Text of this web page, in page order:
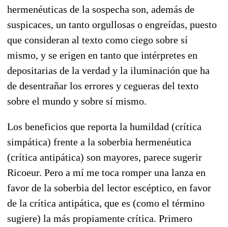
hermenéuticas de la sospecha son, además de
suspicaces, un tanto orgullosas o engreídas, puesto
que consideran al texto como ciego sobre sí
mismo, y se erigen en tanto que intérpretes en
depositarias de la verdad y la iluminación que ha
de desentrañar los errores y cegueras del texto
sobre el mundo y sobre sí mismo.
Los beneficios que reporta la humildad (crítica
simpática) frente a la soberbia hermenéutica
(crítica antipática) son mayores, parece sugerir
Ricoeur. Pero a mí me toca romper una lanza en
favor de la soberbia del lector escéptico, en favor
de la crítica antipática, que es (como el término
sugiere) la más propiamente crítica. Primero